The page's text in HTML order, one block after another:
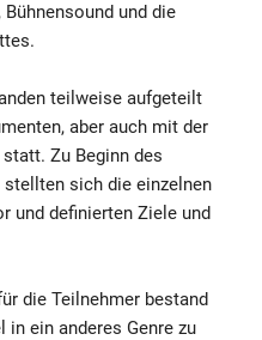
und die
teilweise aufgeteilt
aber auch mit der
Zu Beginn des
sich die einzelnen
und definierten Ziele und
die Teilnehmer bestand
in ein anderes Genre zu